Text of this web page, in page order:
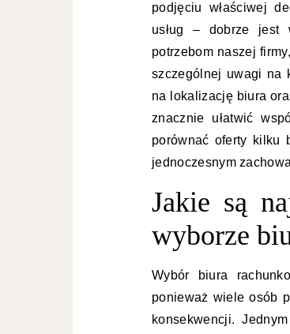
podjęciu właściwej
usług – dobrze jest
potrzebom naszej
szczególnej uwagi na
na lokalizację biura
znacznie ułatwić
porównać oferty kilku
jednoczesnym
Jakie są
wyborze
Wybór biura
ponieważ wiele osób
konsekwencji.